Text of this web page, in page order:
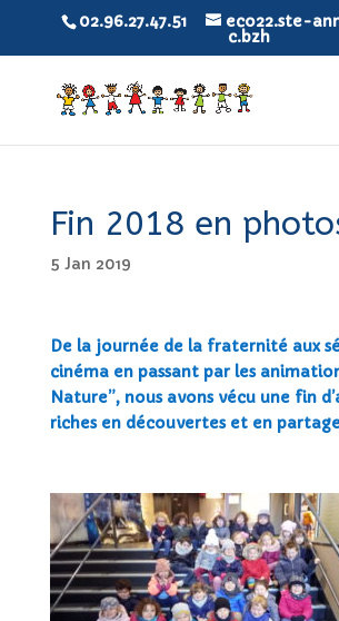
02.96.27.47.51 eco22.ste-
c.bzh
Fin 2018 en
5 Jan 2019
De la journée de la fraternité aux
cinéma en passant par les
Nature”, nous avons vécu une fin
riches en découvertes et en